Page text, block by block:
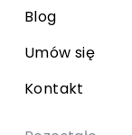
Blog
Umów się
Kontakt